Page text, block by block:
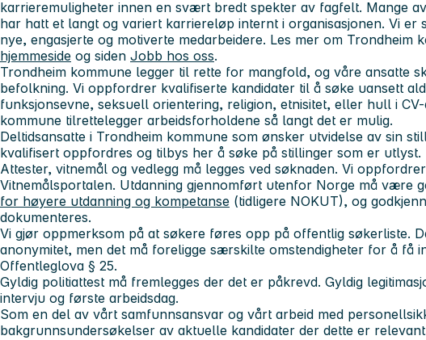
karrieremuligheter innen en svært bredt spekter av fagfelt. Mange
har hatt et langt og variert karriereløp internt i organisasjonen. Vi er
nye, engasjerte og motiverte medarbeidere. Les mer om Trondheim
hjemmeside og siden Jobb hos oss.
Trondheim kommune legger til rette for mangfold, og våre ansatte
befolkning. Vi oppfordrer kvalifiserte kandidater til å søke uansett
funksjonsevne, seksuell orientering, religion, etnisitet, eller hull i
kommune tilrettelegger arbeidsforholdene så langt det er mulig.
Deltidsansatte i Trondheim kommune som ønsker utvidelse av sin
kvalifisert oppfordres og tilbys her å søke på stillinger som er utlyst.
Attester, vitnemål og vedlegg må legges ved søknaden. Vi
Vitnemålsportalen. Utdanning gjennomført utenfor Norge må være
for høyere utdanning og kompetanse (tidligere NOKUT), og
dokumenteres.
Vi gjør oppmerksom på at søkere føres opp på offentlig søkerliste.
anonymitet, men det må foreligge særskilte omstendigheter for å få
Offentleglova § 25.
Gyldig politiattest må fremlegges der det er påkrevd. Gyldig
intervju og første arbeidsdag.
Som en del av vårt samfunnsansvar og vårt arbeid med
bakgrunnsundersøkelser av aktuelle kandidater der dette er